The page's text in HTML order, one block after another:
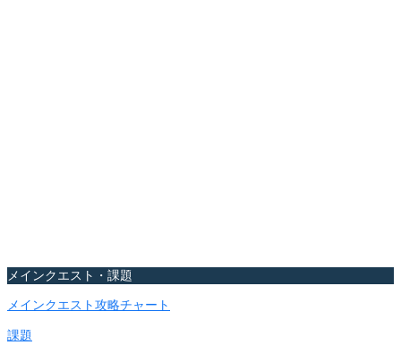
メインクエスト・課題
メインクエスト攻略チャート
課題